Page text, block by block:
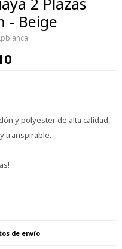
- Beige
y polyester de alta calidad,
transpirable.
de envío